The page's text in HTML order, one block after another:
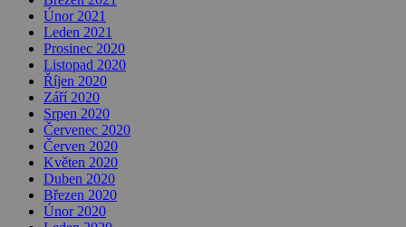
Únor 2021
Leden 2021
Prosinec 2020
Listopad 2020
Říjen 2020
Září 2020
Srpen 2020
Červenec 2020
Červen 2020
Květen 2020
Duben 2020
Březen 2020
Únor 2020